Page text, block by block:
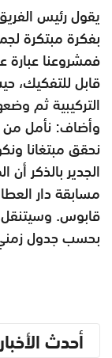
يقول رئيس
بفكرة مبتكرة
فمشروعنا
قابل للتفكيك،
التركيبية ثم
وأضاف: نأمل من
نحقق مبتغانا
الجدير بالذكر
مسابقة دار
قابوس.
بحسب جدول
أحدث الأخبار